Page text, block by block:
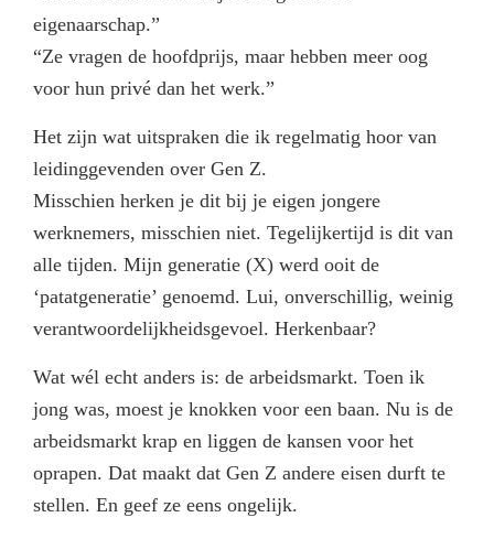
eigenaarschap.”
“Ze vragen de hoofdprijs, maar hebben meer oog
voor hun privé dan het werk.”
Het zijn wat uitspraken die ik regelmatig hoor van
leidinggevenden over Gen Z.
Misschien herken je dit bij je eigen jongere
werknemers, misschien niet. Tegelijkertijd is dit van
alle tijden. Mijn generatie (X) werd ooit de
‘patatgeneratie’ genoemd. Lui, onverschillig, weinig
verantwoordelijkheidsgevoel. Herkenbaar?
Wat wél echt anders is: de arbeidsmarkt. Toen ik
jong was, moest je knokken voor een baan. Nu is de
arbeidsmarkt krap en liggen de kansen voor het
oprapen. Dat maakt dat Gen Z andere eisen durft te
stellen. En geef ze eens ongelijk.